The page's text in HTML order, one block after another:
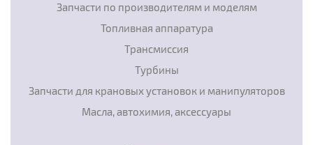
Запчасти по производителям и моделям
Топливная аппаратура
Трансмиссия
Турбины
Запчасти для крановых установок и манипуляторов
Масла, автохимия, аксессуары